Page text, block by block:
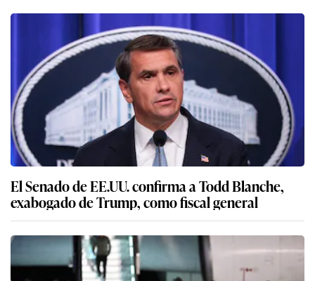
El Senado de EE.UU. confirma a Todd Blanche,
exabogado de Trump, como fiscal general